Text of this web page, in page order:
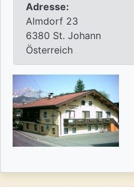
Adresse:
Almdorf 23
6380 St. Johann
Österreich